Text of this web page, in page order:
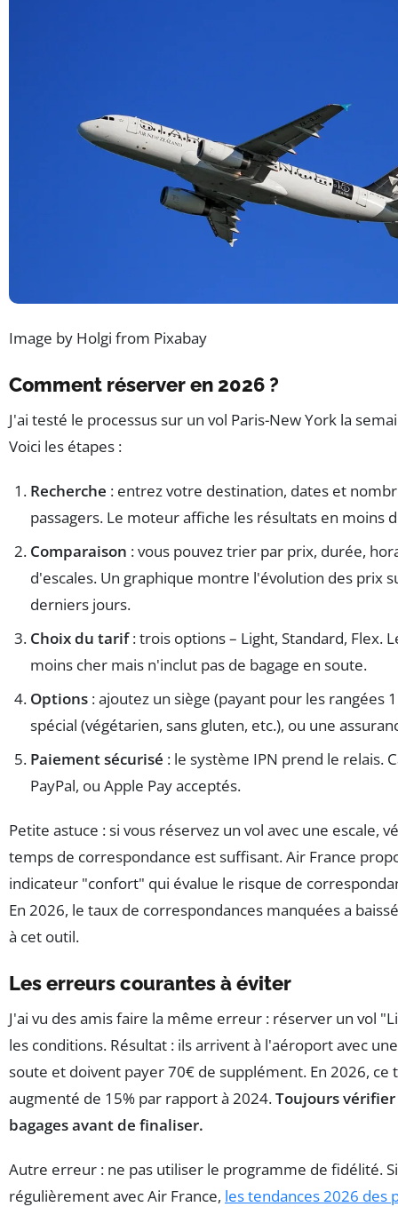
Image by Holgi from Pixabay
Comment réserver en 2026 ?
J'ai testé le processus sur un vol Paris-New York la
Voici les étapes :
Recherche : entrez votre destination, dates et
passagers. Le moteur affiche les résultats en moins
Comparaison : vous pouvez trier par prix, durée,
d'escales. Un graphique montre l'évolution des prix
derniers jours.
Choix du tarif: trois options – Light, Standard, Flex.
moins cher mais n'inclut pas de bagage en soute.
Options : ajoutez un siège (payant pour les rangées
spécial (végétarien, sans gluten, etc.), ou une
Paiement sécurisé : le système IPN prend le relais.
PayPal, ou Apple Pay acceptés.
Petite astuce : si vous réservez un vol avec une escale,
temps de correspondance est suffisant. Air France
indicateur "confort" qui évalue le risque de
En 2026, le taux de correspondances manquées a
à cet outil.
Les erreurs courantes à éviter
J'ai vu des amis faire la même erreur : réserver un vol
les conditions. Résultat : ils arrivent à l'aéroport avec
soute et doivent payer 70€ de supplément. En 2026, ce
augmenté de 15% par rapport à 2024.Toujours
bagages avant de finaliser.
Autre erreur : ne pas utiliser le programme de fidélité.
régulièrement avec Air France, les tendances 2026 des